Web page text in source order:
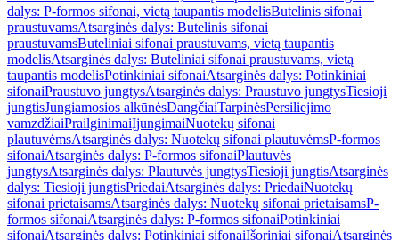
dalys: P-formos sifonai, vietą taupantis modelisButelinis sifonai
praustuvamsAtsarginės dalys: Butelinis sifonai
praustuvamsButeliniai sifonai praustuvams, vietą taupantis
modelisAtsarginės dalys: Buteliniai sifonai praustuvams, vietą
taupantis modelisPotinkiniai sifonaiAtsarginės dalys: Potinkiniai
sifonaiPraustuvo jungtysAtsarginės dalys: Praustuvo jungtysTiesioji
jungtisJungiamosios alkūnėsDangčiaiTarpinėsPersiliejimo
vamzdžiaiPrailginimaiĮjungimaiNuotekų sifonai
plautuvėmsAtsarginės dalys: Nuotekų sifonai plautuvėmsP-formos
sifonaiAtsarginės dalys: P-formos sifonaiPlautuvės
jungtysAtsarginės dalys: Plautuvės jungtysTiesioji jungtisAtsarginės
dalys: Tiesioji jungtisPriedaiAtsarginės dalys: PriedaiNuotekų
sifonai prietaisamsAtsarginės dalys: Nuotekų sifonai prietaisamsP-
formos sifonaiAtsarginės dalys: P-formos sifonaiPotinkiniai
sifonaiAtsarginės dalys: Potinkiniai sifonaiIšoriniai sifonaiAtsarginės